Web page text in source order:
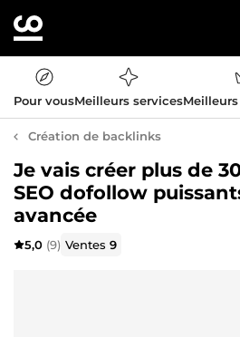
Pour vousMeilleurs services
Création de backlinks
Je vais créer plus de
SEO dofollow
avancée
5,0 (9) Ventes9